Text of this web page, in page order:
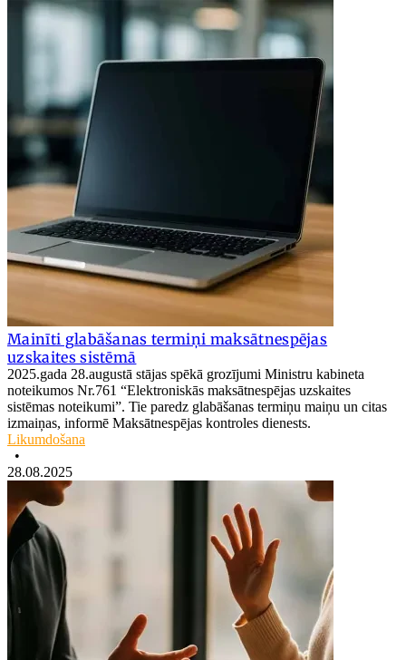
Mainīti glabāšanas termiņi maksātnespējas
uzskaites sistēmā
2025.gada 28.augustā stājas spēkā grozījumi Ministru kabineta
noteikumos Nr.761 “Elektroniskās maksātnespējas uzskaites
sistēmas noteikumi”. Tie paredz glabāšanas termiņu maiņu un citas
izmaiņas, informē Maksātnespējas kontroles dienests.
Likumdošana
•
28.08.2025